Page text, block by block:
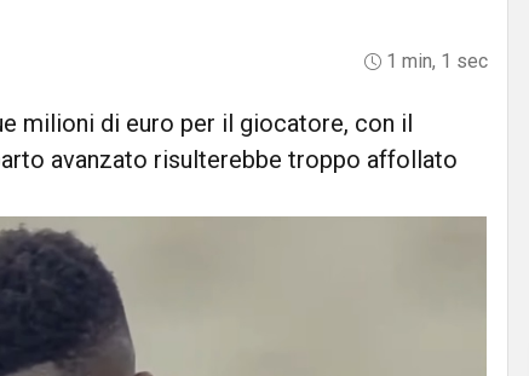
1 min, 1 sec
milioni di euro per il giocatore, con il
avanzato risulterebbe troppo affollato